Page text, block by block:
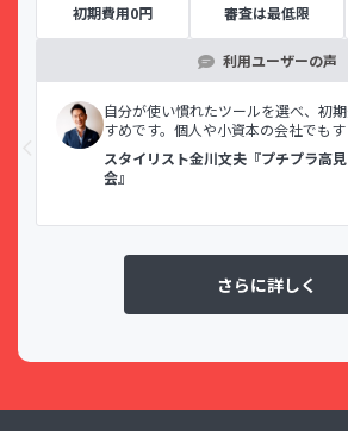
初期費用0円 審査は最低限
利用ユーザーの声
自分が使い慣れたツールを選べ、初
すめです。個人や小資本の会社でも
スタイリスト金川文夫『プチプラ高
会』
さらに詳しく